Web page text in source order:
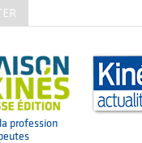
profession